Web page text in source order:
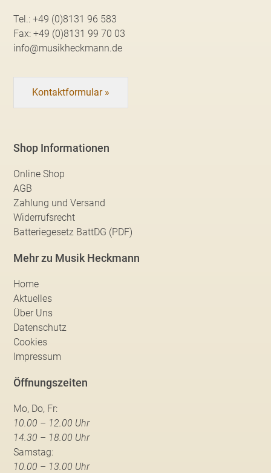
Tel.:+49 (0)8131 96 583
Fax:+49 (0)8131 99 70 03
info@musikheckmann.de
Kontaktformular »
Shop Informationen
Online Shop
AGB
Zahlung und Versand
Widerrufsrecht
Batteriegesetz BattDG (PDF)
Mehr zu Musik Heckmann
Home
Aktuelles
Über Uns
Datenschutz
Cookies
Impressum
Öffnungszeiten
Mo, Do, Fr:
10.00 – 12.00 Uhr
14.30 – 18.00 Uhr
Samstag:
10.00 – 13.00 Uhr